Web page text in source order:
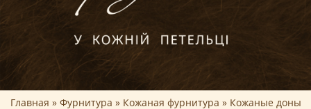
Главная Фурнитура Кожаная фурнитура Кожаные